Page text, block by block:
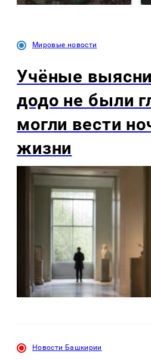
Мировые новости
Учёные
додо не были
могли вести
жизни
Новости Башкирии